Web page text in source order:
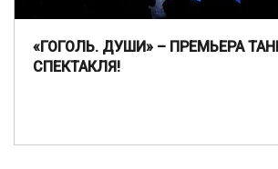
«ГОГОЛЬ. ДУШИ» – ПРЕМЬЕРА
СПЕКТАКЛЯ!